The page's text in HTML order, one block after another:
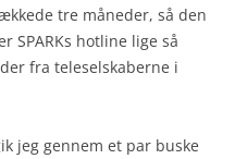
tre måneder, så den
SPARKs hotline lige så
fra teleselskaberne i
jeg gennem et par buske